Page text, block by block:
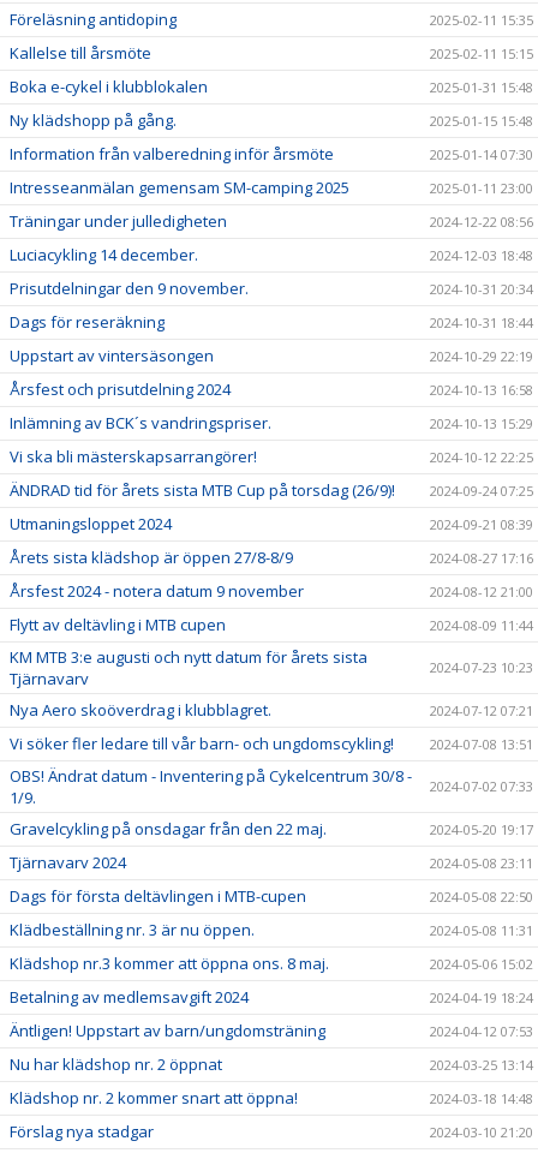
Föreläsning antidoping 2025-02-11 15:35
Kallelse till årsmöte 2025-02-11 15:15
Boka e-cykel i klubblokalen 2025-01-31 15:48
Ny klädshopp på gång. 2025-01-15 15:48
Information från valberedning inför årsmöte 2025-01-14 07:30
Intresseanmälan gemensam SM-camping 2025 2025-01-11 23:00
Träningar under julledigheten 2024-12-22 08:56
Luciacykling 14 december. 2024-12-03 18:48
Prisutdelningar den 9 november. 2024-10-31 20:34
Dags för reseräkning 2024-10-31 18:44
Uppstart av vintersäsongen 2024-10-29 22:19
Årsfest och prisutdelning 2024 2024-10-13 16:58
Inlämning av BCK´s vandringspriser. 2024-10-13 15:29
Vi ska bli mästerskapsarrangörer! 2024-10-12 22:25
ÄNDRAD tid för årets sista MTB Cup på torsdag (26/9)! 2024-09-24 07:25
Utmaningsloppet 2024 2024-09-21 08:39
Årets sista klädshop är öppen 27/8-8/9 2024-08-27 17:16
Årsfest 2024 - notera datum 9 november 2024-08-12 21:00
Flytt av deltävling i MTB cupen 2024-08-09 11:44
KM MTB 3:e augusti och nytt datum för årets sista
Tjärnavarv
2024-07-23 10:23
Nya Aero skoöverdrag i klubblagret. 2024-07-12 07:21
Vi söker fler ledare till vår barn- och ungdomscykling! 2024-07-08 13:51
OBS! Ändrat datum - Inventering på Cykelcentrum 30/8 -
1/9.
2024-07-02 07:33
Gravelcykling på onsdagar från den 22 maj. 2024-05-20 19:17
Tjärnavarv 2024 2024-05-08 23:11
Dags för första deltävlingen i MTB-cupen 2024-05-08 22:50
Klädbeställning nr. 3 är nu öppen. 2024-05-08 11:31
Klädshop nr.3 kommer att öppna ons. 8 maj. 2024-05-06 15:02
Betalning av medlemsavgift 2024 2024-04-19 18:24
Äntligen! Uppstart av barn/ungdomsträning 2024-04-12 07:53
Nu har klädshop nr. 2 öppnat 2024-03-25 13:14
Klädshop nr. 2 kommer snart att öppna! 2024-03-18 14:48
Förslag nya stadgar 2024-03-10 21:20